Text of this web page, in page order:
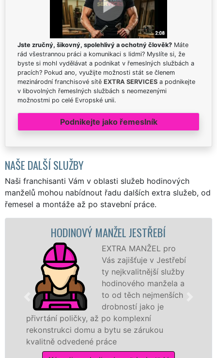
Jste zručný, šikovný, spolehlivý a ochotný člověk? Máte
rád všestrannou práci a komunikaci s lidmi? Myslíte si, že
byste si mohl vydělávat a podnikat v řemeslných službách a
pracích? Pokud ano, využijte možnosti stát se členem
mezinárodní franchisové sítě EXTRA SERVICES a podnikejte
v libovolných řemeslných službách s neomezenými
možnostmi po celé Evropské unii.
Podnikejte jako řemeslník
NAŠE DALŠÍ SLUŽBY
Naši franchisanti Vám v oblasti služeb hodinových
manželů mohou nabídnout řadu dalších extra služeb, od
řemesel a montáže až po stavební práce.
HODINOVÝ MANŽEL JESTŘEBÍ
EXTRA MANŽEL pro
Vás zajišťuje v Jestřebí
ty nejkvalitnější služby
hodinového manžela a
to od těch nejmenších
drobností jako je
přivrtání poličky, až po komplexní
rekonstrukci domu a bytu se zárukou
kvalitně odvedené práce